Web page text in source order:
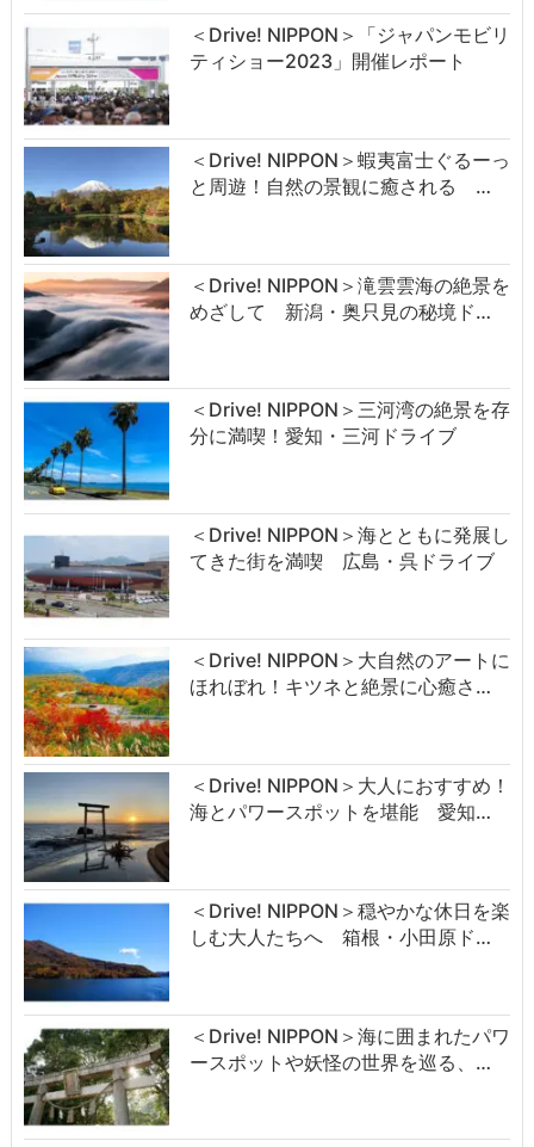
＜Drive! NIPPON＞「ジャパンモビリ
ティショー2023」開催レポート
＜Drive! NIPPON＞蝦夷富士ぐるーっ
と周遊！自然の景観に癒される …
＜Drive! NIPPON＞滝雲雲海の絶景を
めざして 新潟・奥只見の秘境ド…
＜Drive! NIPPON＞三河湾の絶景を存
分に満喫！愛知・三河ドライブ
＜Drive! NIPPON＞海とともに発展し
てきた街を満喫 広島・呉ドライブ
＜Drive! NIPPON＞大自然のアートに
ほれぼれ！キツネと絶景に心癒さ…
＜Drive! NIPPON＞大人におすすめ！
海とパワースポットを堪能 愛知…
＜Drive! NIPPON＞穏やかな休日を楽
しむ大人たちへ 箱根・小田原ド…
＜Drive! NIPPON＞海に囲まれたパワ
ースポットや妖怪の世界を巡る、…